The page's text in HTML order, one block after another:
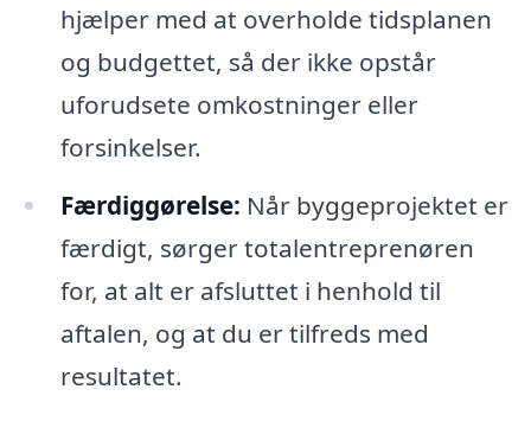
hjælper med at overholde tidsplanen
og budgettet, så der ikke opstår
uforudsete omkostninger eller
forsinkelser.
Færdiggørelse: Når byggeprojektet er
færdigt, sørger totalentreprenøren
for, at alt er afsluttet i henhold til
aftalen, og at du er tilfreds med
resultatet.